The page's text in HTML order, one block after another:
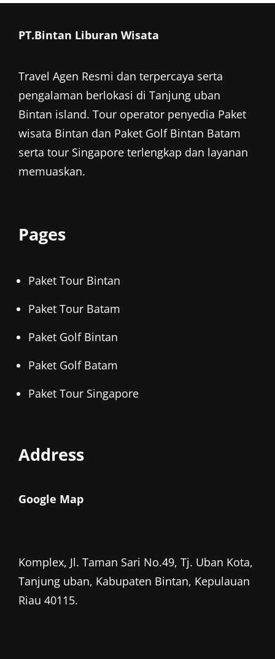
HARI
3
PT.Bintan Liburan Wisata
Travel Agen Resmi dan terpercaya serta
pengalaman berlokasi di Tanjung uban
Bintan island. Tour operator penyedia Paket
wisata Bintan dan Paket Golf Bintan Batam
serta tour Singapore terlengkap dan layanan
memuaskan.
Pages
Paket Tour Bintan
Paket Tour Batam
Paket Golf Bintan
Paket Golf Batam
Paket Tour Singapore
Address
Google Map
Komplex, Jl. Taman Sari No.49, Tj. Uban Kota,
Tanjung uban, Kabupaten Bintan, Kepulauan
Riau 40115.